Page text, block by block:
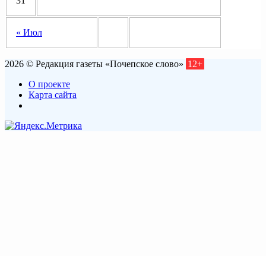
« Июл
2026 © Редакция газеты «Почепское слово» 12+
О проекте
Карта сайта